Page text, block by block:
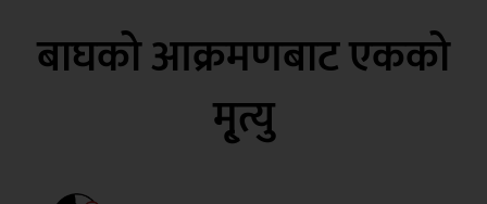
बाघको आक्रमणबाट एकको
मृ्त्यु